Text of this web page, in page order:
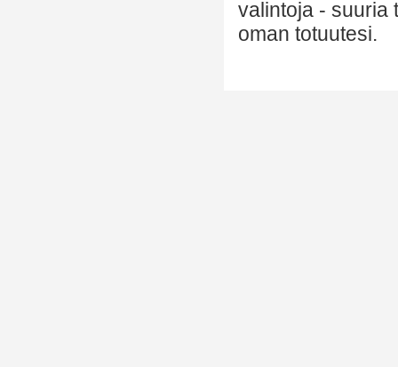
valintoja - suuria
oman totuutesi.